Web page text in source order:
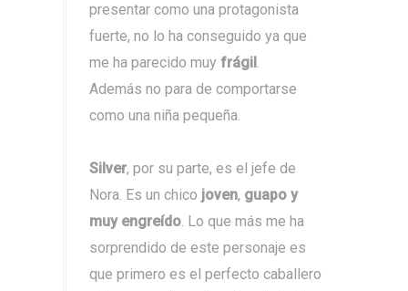
presentar como una protagonista
fuerte, no lo ha conseguido ya que
me ha parecido muy frágil .
Además no para de comportarse
como una niña pequeña.
Silver, por su parte, es el jefe de
Nora. Es un chico joven, guapo y
muy engreído. Lo que más me ha
sorprendido de este personaje es
que primero es el perfecto caballero